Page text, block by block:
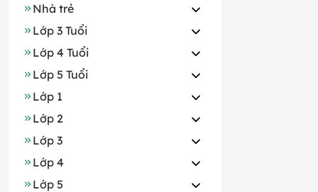
Nhà trẻ
Lớp 3 Tuổi
Lớp 4 Tuổi
Lớp 5 Tuổi
Lớp 1
Lớp 2
Lớp 3
Lớp 4
Lớp 5